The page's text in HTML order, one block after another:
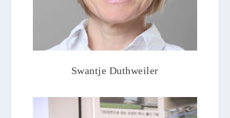
Swantje Duthweiler